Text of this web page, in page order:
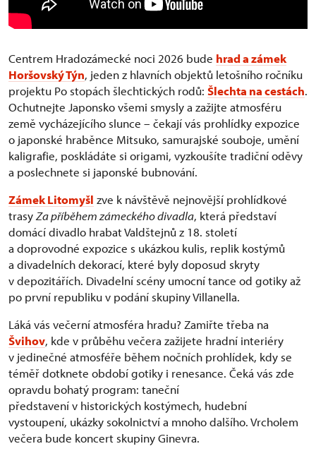
Centrem Hradozámecké noci 2026 bude hrad a zámek
Horšovský Týn, jeden z hlavních objektů letošního ročníku
projektu Po stopách šlechtických rodů: Šlechta na cestách.
Ochutnejte Japonsko všemi smysly a zažijte atmosféru
země vycházejícího slunce – čekají vás prohlídky expozice
o japonské hraběnce Mitsuko, samurajské souboje, umění
kaligrafie, poskládáte si origami, vyzkoušíte tradiční oděvy
a poslechnete si japonské bubnování.
Zámek Litomyšl zve k návštěvě nejnovější prohlídkové
trasyZa příběhem zámeckého divadla, která představí
domácí divadlo hrabat Valdštejnů z 18. století
a doprovodné expozice s ukázkou kulis, replik kostýmů
a divadelních dekorací, které byly doposud skryty
v depozitářích. Divadelní scény umocní tance od gotiky až
po první republiku v podání skupiny Villanella.
Láká vás večerní atmosféra hradu? Zamiřte třeba na
Švihov, kde v průběhu večera zažijete hradní interiéry
v jedinečné atmosféře během nočních prohlídek, kdy se
téměř dotknete období gotiky i renesance. Čeká vás zde
opravdu bohatý program: taneční
představení v historických kostýmech, hudební
vystoupení, ukázky sokolnictví a mnoho dalšího. Vrcholem
večera bude koncert skupiny Ginevra.